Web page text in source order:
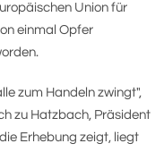
Union für
einmal Opfer
zum Handeln zwingt",
zu Hatzbach, Präsident
Erhebung zeigt, liegt